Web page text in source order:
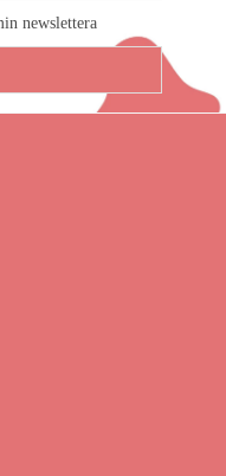
newslettera